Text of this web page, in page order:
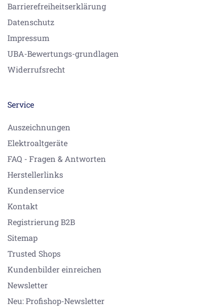
Barrierefreiheitserklärung
Datenschutz
Impressum
UBA-Bewertungs-grundlagen
Widerrufsrecht
Service
Auszeichnungen
Elektroaltgeräte
FAQ - Fragen & Antworten
Herstellerlinks
Kundenservice
Kontakt
Registrierung B2B
Sitemap
Trusted Shops
Kundenbilder einreichen
Newsletter
Neu: Profishop-Newsletter